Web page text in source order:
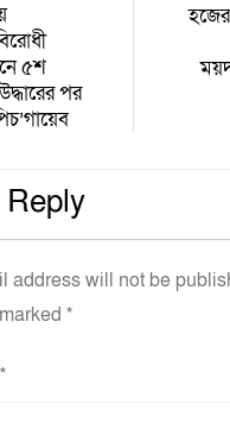
৫শ
পর
হজের
Reply
address will not be
*
*